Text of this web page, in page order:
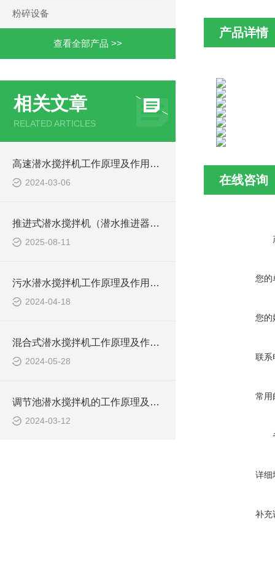
粉碎设备
查看全部产品 >>
相关文章
RELATED ARTICLES
高速潜水搅拌机工作原理及作用特点、安装结构图
2024-03-06
推进式潜水搅拌机（潜水推进器）厂家讲解日常维护要点
2025-08-11
污水潜水搅拌机工作原理及作用特点、安装图、CAD结构图
2024-04-18
混合式潜水搅拌机工作原理及作用特点、安装图、CAD结构图
2024-05-28
调节池潜水搅拌机的工作原理及潜水推进器CAD安装图、结构图
2024-03-12
产品详情
在线咨询
您的
您的
联系
常用
详细
补充